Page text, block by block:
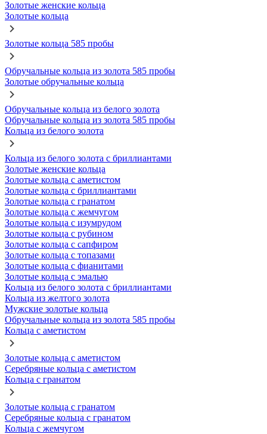
Золотые женские кольца
Золотые кольца
Золотые кольца 585 пробы
Обручальные кольца из золота 585 пробы
Золотые обручальные кольца
Обручальные кольца из белого золота
Обручальные кольца из золота 585 пробы
Кольца из белого золота
Кольца из белого золота с бриллиантами
Золотые женские кольца
Золотые кольца с аметистом
Золотые кольца с бриллиантами
Золотые кольца с гранатом
Золотые кольца с жемчугом
Золотые кольца с изумрудом
Золотые кольца с рубином
Золотые кольца с сапфиром
Золотые кольца с топазами
Золотые кольца с фианитами
Золотые кольца с эмалью
Кольца из белого золота с бриллиантами
Кольца из желтого золота
Мужские золотые кольца
Обручальные кольца из золота 585 пробы
Кольца с аметистом
Золотые кольца с аметистом
Серебряные кольца с аметистом
Кольца с гранатом
Золотые кольца с гранатом
Серебряные кольца с гранатом
Кольца с жемчугом